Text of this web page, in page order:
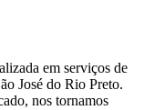
em serviços de
José do Rio Preto.
nos tornamos